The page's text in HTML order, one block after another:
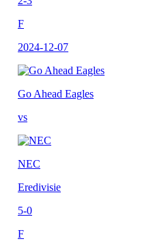
F
2024-12-07
Go Ahead Eagles
vs
NEC
Eredivisie
5-0
F